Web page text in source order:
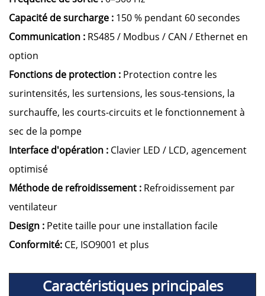
Capacité de surcharge : 150 % pendant 60 secondes
Communication : RS485 / Modbus / CAN / Ethernet en
option
Fonctions de protection : Protection contre les
surintensités, les surtensions, les sous-tensions, la
surchauffe, les courts-circuits et le fonctionnement à
sec de la pompe
Interface d'opération : Clavier LED / LCD, agencement
optimisé
Méthode de refroidissement : Refroidissement par
ventilateur
Design : Petite taille pour une installation facile
Conformité: CE, ISO9001 et plus
Caractéristiques principales